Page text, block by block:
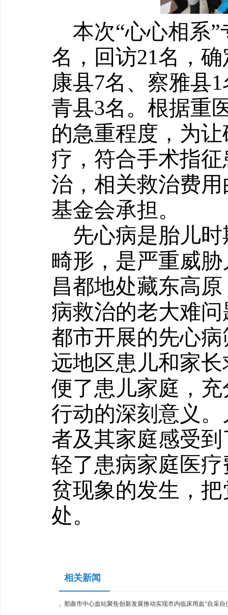
本次“心心相系
名，回访21名，
康县7名、察雅县1
青县3名。 根据重
的急重程度， 为让
疗， 符合手术指征
治，相关救治费
基金会承担。
先心病是胎儿
畸形，是严重威
昌都地处藏东高
病救治的老大难问
都市开展的先心
远地区患儿和家
便了患儿家庭，
行动的深刻意义
者及其家庭感受
轻了患病家庭医
贫现象的发生，
处。
相关新闻
那曲市中心血站聚焦创新发展推动实现市内临床用血“自采自